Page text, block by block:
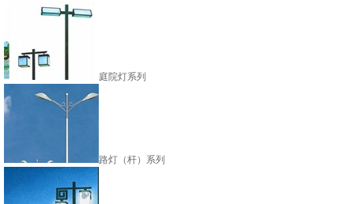
庭院灯系列
路灯（杆）系列